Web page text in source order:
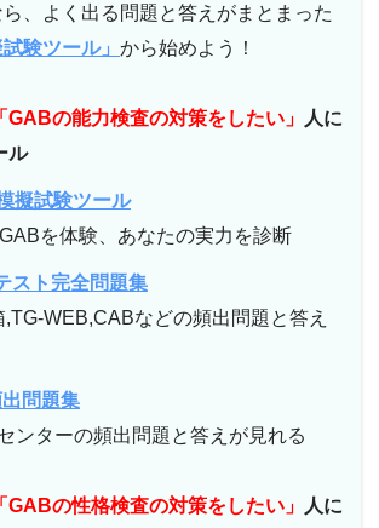
ら、よく出る問題と答えがまとまった
験ツール」 から始めよう！
GABの能力検査の対策をしたい」
人に
ル
擬試験ツール
を体験、あなたの実力を診断
スト完全問題集
WEB,CABなどの頻出問題と答え
問題集
ンターの頻出問題と答えが見れる
GABの性格検査の対策をしたい」
人に